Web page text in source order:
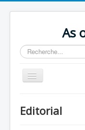
As
Rechercher
Basculer
la
Chronologie
Editorial